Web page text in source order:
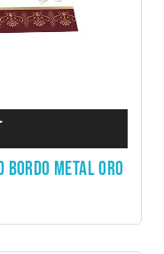
BORDO METAL ORO